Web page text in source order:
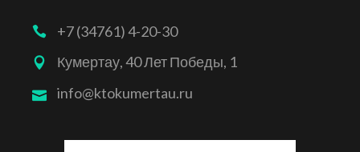
+7 (34761) 4-20-30
Кумертау, 40 Лет Победы, 1
info@ktokumertau.ru